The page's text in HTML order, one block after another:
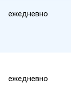
ежедневно
ежедневно